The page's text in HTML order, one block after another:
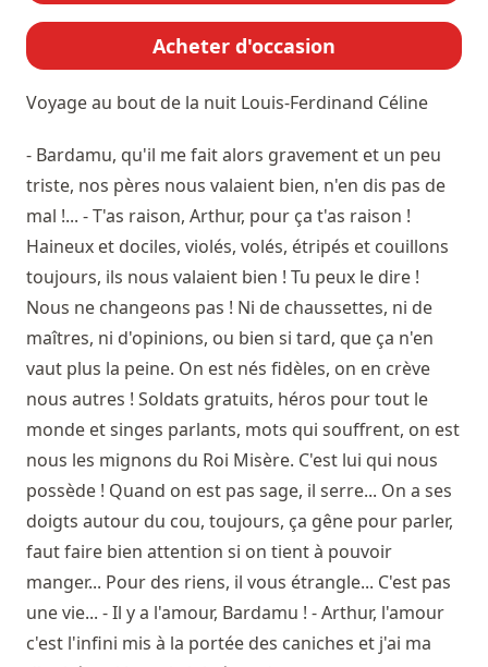
Acheter d'occasion
Voyage au bout de la nuit Louis-Ferdinand Céline
- Bardamu, qu'il me fait alors gravement et un peu
triste, nos pères nous valaient bien, n'en dis pas de
mal !... - T'as raison, Arthur, pour ça t'as raison !
Haineux et dociles, violés, volés, étripés et couillons
toujours, ils nous valaient bien ! Tu peux le dire !
Nous ne changeons pas ! Ni de chaussettes, ni de
maîtres, ni d'opinions, ou bien si tard, que ça n'en
vaut plus la peine. On est nés fidèles, on en crève
nous autres ! Soldats gratuits, héros pour tout le
monde et singes parlants, mots qui souffrent, on est
nous les mignons du Roi Misère. C'est lui qui nous
possède ! Quand on est pas sage, il serre... On a ses
doigts autour du cou, toujours, ça gêne pour parler,
faut faire bien attention si on tient à pouvoir
manger... Pour des riens, il vous étrangle... C'est pas
une vie... - Il y a l'amour, Bardamu ! - Arthur, l'amour
c'est l'infini mis à la portée des caniches et j'ai ma